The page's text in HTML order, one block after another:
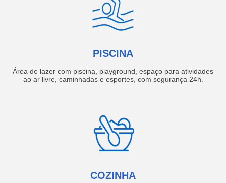
PISCINA
Área de lazer com piscina, playground, espaço para atividades
ao ar livre, caminhadas e esportes, com segurança 24h.
COZINHA